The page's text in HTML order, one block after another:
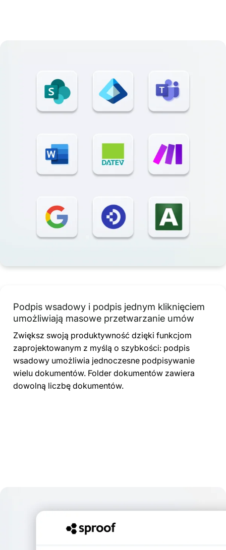
Podpis wsadowy i podpis jednym kliknięciem
umożliwiają masowe przetwarzanie umów
Zwiększ swoją produktywność dzięki funkcjom
zaprojektowanym z myślą o szybkości: podpis
wsadowy umożliwia jednoczesne podpisywanie
wielu dokumentów. Folder dokumentów zawiera
dowolną liczbę dokumentów.